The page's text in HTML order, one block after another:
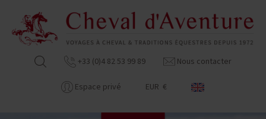
+33 (0)4 82 53 99 89 Nous contacter
Espace privé EUR €